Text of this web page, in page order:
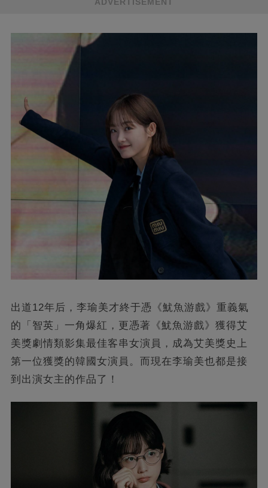
出道12年后，李瑜美才終于憑《魷魚游戲》重義氣
的「智英」一角爆紅，更憑著《魷魚游戲》獲得艾
美獎劇情類影集最佳客串女演員，成為艾美獎史上
第一位獲獎的韓國女演員。而現在李瑜美也都是接
到出演女主的作品了！